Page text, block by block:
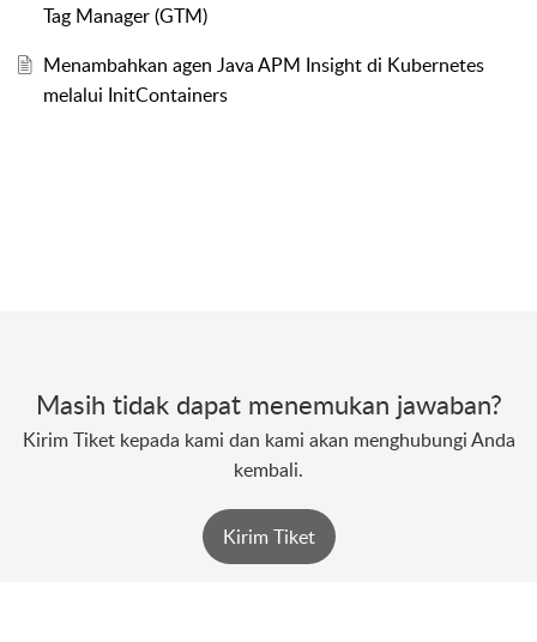
Tag Manager (GTM)
Menambahkan agen Java APM Insight di Kubernetes
melalui InitContainers
Masih tidak dapat menemukan jawaban?
Kirim Tiket kepada kami dan kami akan menghubungi Anda
kembali.
Kirim Tiket